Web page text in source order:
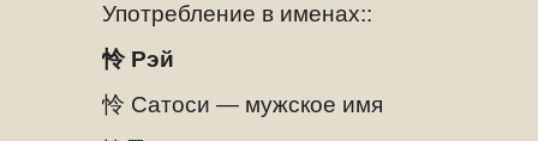
Употребление в именах::
怜 Рэй
怜 Сатоси — мужское имя